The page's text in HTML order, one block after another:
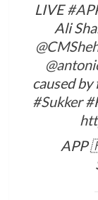
LIVE
Ali
caused
#Sukker